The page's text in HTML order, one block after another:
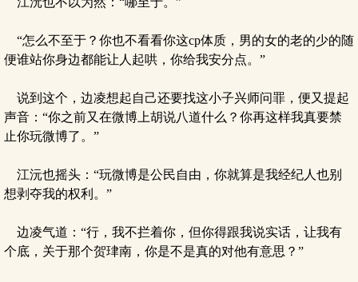
“怎么不至于？你也不看看你这cp体质，男的女的老的少的随
便谁站你身边都能让人起哄，你给我安分点。”
说到这个，边凌想起自己还要找这小子兴师问罪，便又提起
声音：“你之前又在微博上胡说八道什么？你再这样我真要禁
止你玩微博了。”
江沅也摇头：“玩微博是公民自由，你就算是我经纪人也别
想剥夺我的权利。”
边凌气道：“行，我不拦着你，但你得跟我说实话，让我有
个底，关于那个贺珒南，你是不是真的对他有意思？”